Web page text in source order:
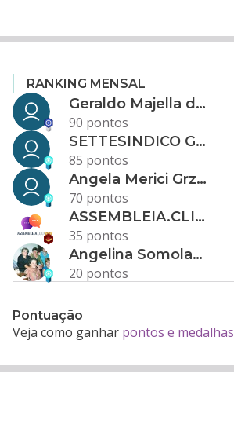
RANKING MENSAL
Geraldo Majella da Silva
90 pontos
SETTESINDICO GOVERNANÇA CONDOMINIAL
85 pontos
Angela Merici Grzybowski
70 pontos
ASSEMBLEIA.CLICK
35 pontos
Angelina Somolanji R. Oliveira
20 pontos
Pontuação
Veja como ganhar pontos e medalhas